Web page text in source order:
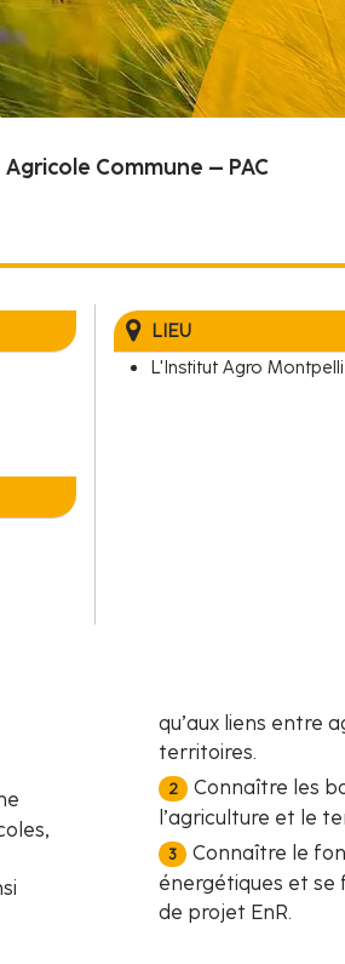
Commune – PAC
LIEU
L'Institut Agro
qu’aux liens entre
territoires.
Connaître les
l’agriculture et le
Connaître le
énergétiques et se
de projet EnR.